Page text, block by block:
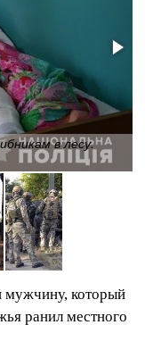
в лесу.
мужчину, который
ранил местного